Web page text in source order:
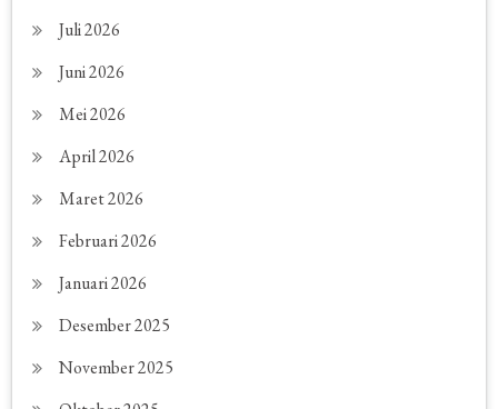
Juli 2026
Juni 2026
Mei 2026
April 2026
Maret 2026
Februari 2026
Januari 2026
Desember 2025
November 2025